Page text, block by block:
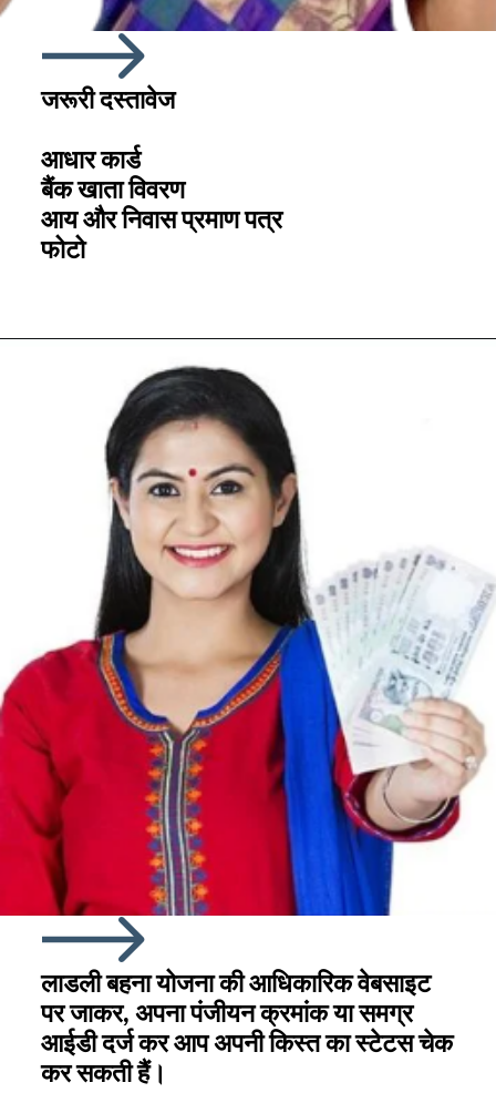
जरूरी दस्तावेज
आधार कार्ड
बैंक खाता विवरण
आय और निवास प्रमाण पत्र
फोटो
लाडली बहना योजना की आधिकारिक वेबसाइट
पर जाकर, अपना पंजीयन क्रमांक या समग्र
आईडी दर्ज कर आप अपनी किस्त का स्टेटस चेक
कर सकती हैं।